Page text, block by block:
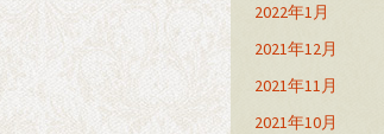
2022年1月
2021年12月
2021年11月
2021年10月